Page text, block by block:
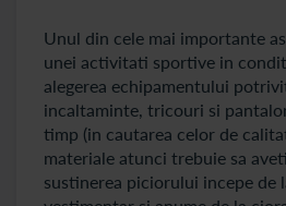
Unul din cele mai importante
unei activitati sportive in
alegerea echipamentului
incaltaminte, tricouri si
timp (in cautarea celor de
materiale atunci trebuie sa
sustinerea piciorului incepe de